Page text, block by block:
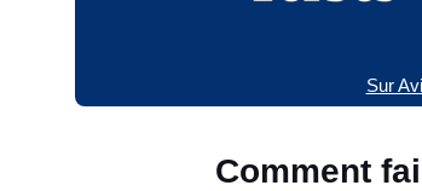
Sur
Comment